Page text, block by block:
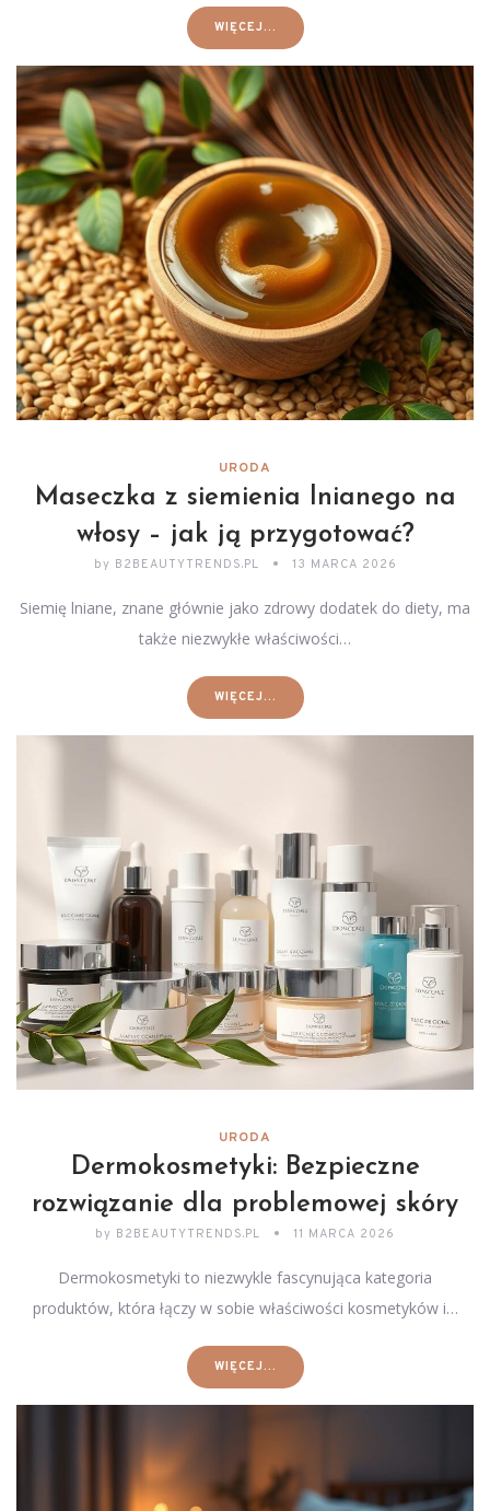
WIĘCEJ...
URODA
Maseczka z siemienia lnianego na
włosy – jak ją przygotować?
by B2BEAUTYTRENDS.PL 13 MARCA 2026
Siemię lniane, znane głównie jako zdrowy dodatek do diety, ma
także niezwykłe właściwości…
WIĘCEJ...
URODA
Dermokosmetyki: Bezpieczne
rozwiązanie dla problemowej skóry
by B2BEAUTYTRENDS.PL 11 MARCA 2026
Dermokosmetyki to niezwykle fascynująca kategoria
produktów, która łączy w sobie właściwości kosmetyków i…
WIĘCEJ...